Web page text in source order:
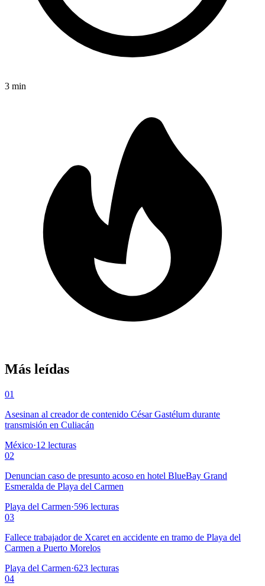
3 min
Más leídas
01
Asesinan al creador de contenido César Gastélum durante
transmisión en Culiacán
México·12 lecturas
02
Denuncian caso de presunto acoso en hotel BlueBay Grand
Esmeralda de Playa del Carmen
Playa del Carmen·596 lecturas
03
Fallece trabajador de Xcaret en accidente en tramo de Playa del
Carmen a Puerto Morelos
Playa del Carmen·623 lecturas
04